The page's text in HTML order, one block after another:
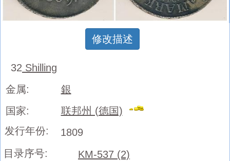
修改描述
32 Shilling
金属:
銀
国家:
联邦州 (德国)
发行年份:
1809
目录序号:
KM-537 (2)